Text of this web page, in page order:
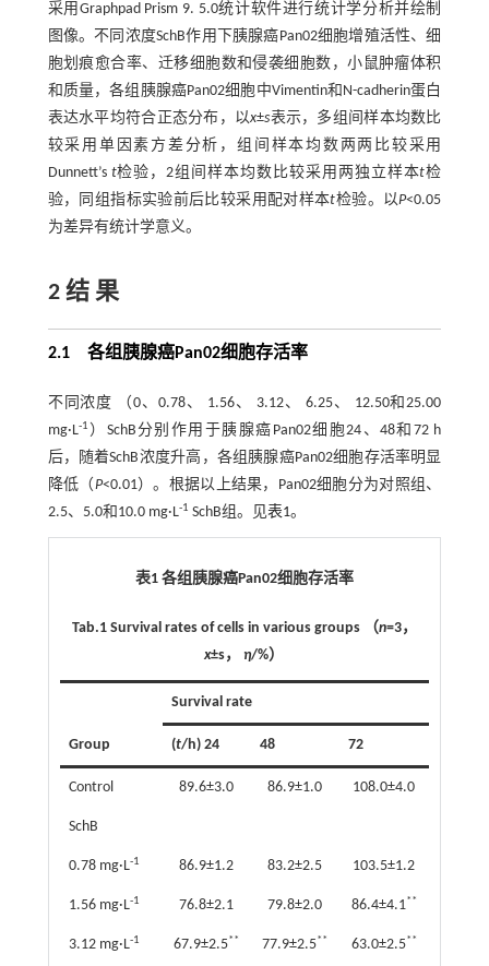
采用Graphpad Prism 9. 5.0统计软件进行统计学分析并绘制
图像。不同浓度SchB作用下胰腺癌Pan02细胞增殖活性、细
胞划痕愈合率、迁移细胞数和侵袭细胞数，小鼠肿瘤体积
和质量，各组胰腺癌Pan02细胞中Vimentin和N-cadherin蛋白
表达水平均符合正态分布，以x±s表示，多组间样本均数比
较采用单因素方差分析，组间样本均数两两比较采用
Dunnett’s t检验，2组间样本均数比较采用两独立样本t检
验，同组指标实验前后比较采用配对样本t检验。以P<0.05
为差异有统计学意义。
2 结 果
2.1 各组胰腺癌Pan02细胞存活率
不同浓度 （0、0.78、 1.56、 3.12、 6.25、 12.50和25.00
mg·L-1 ）SchB分别作用于胰腺癌Pan02细胞24、48和72 h
后，随着SchB浓度升高，各组胰腺癌Pan02细胞存活率明显
降低（P<0.01）。根据以上结果，Pan02细胞分为对照组、
2.5、5.0和10.0 mg·L-1 SchB组。见表1。
表1 各组胰腺癌Pan02细胞存活率
Tab.1 Survival rates of cells in various groups（n=3，
x±s， η/%）
Group
Survival rate
(t/h) 24 48 72
Control 89.6±3.0 86.9±1.0 108.0±4.0
SchB
0.78 mg·L-1 86.9±1.2 83.2±2.5 103.5±1.2
1.56 mg·L-1 76.8±2.1 79.8±2.0 86.4±4.1**
3.12 mg·L-1 67.9±2.5** 77.9±2.5** 63.0±2.5**